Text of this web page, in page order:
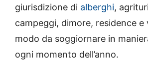
giurisdizione di alberghi,
campeggi, dimore, residence e
modo da soggiornare in
ogni momento dell’anno.